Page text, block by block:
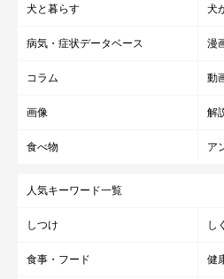
犬と暮らす 犬
病気・症状データベース 漫
コラム 動
画像 解
食べ物 ア
人気キーワード一覧
しつけ し
食事・フード 健